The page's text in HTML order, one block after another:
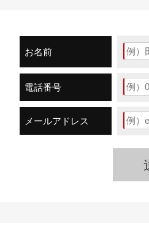
お名前
電話番号
メールアドレス